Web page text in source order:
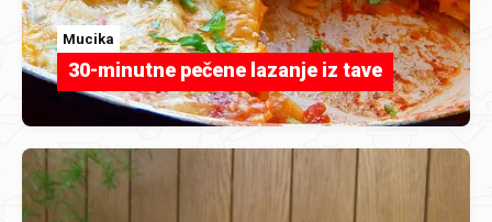
Mucika
30-minutne pečene lazanje iz tave